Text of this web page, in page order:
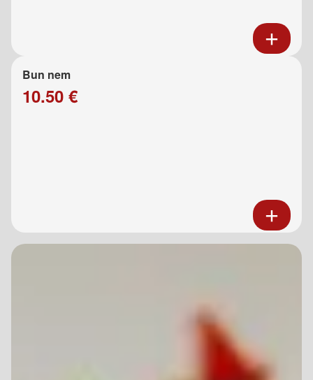
Bun nem
10.50 €